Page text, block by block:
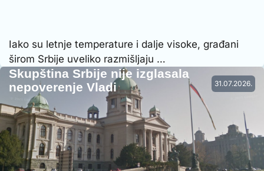
Iako su letnje temperature i dalje visoke, građani
širom Srbije uveliko razmišljaju …
31.07.2026.
Skupština Srbije nije izglasala
nepoverenje Vladi